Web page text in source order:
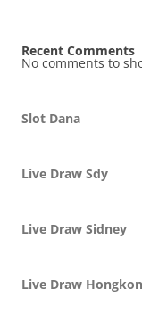
Recent Comments
No comments to
Slot Dana
Live Draw Sdy
Live Draw Sidney
Live Draw